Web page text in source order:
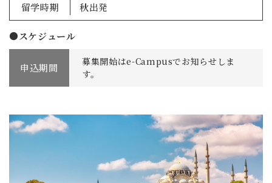
保護者の方へ
留学時期 秋出発
●スケジュール
申込期間
募集開始はe-Campusでお知らせしま
す。